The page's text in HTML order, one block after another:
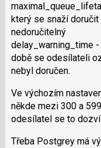
který se snaží
nedoručitelný
delay_warning_time
době se odesílateli
nebyl doručen.
Ve výchozím
někde mezi 300 a
odesílatel se to
Třeba Postgrey má